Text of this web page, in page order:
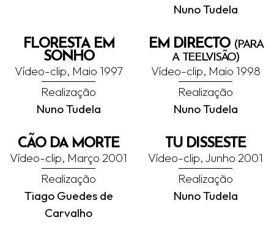
Nuno Tudela
FLORESTA EM
SONHO
Vídeo-clip, Maio 1997
Realização
Nuno Tudela
EM DIRECTO (PARA
A TEELVISÃO)
Vídeo-clip, Maio 1998
Realização
Nuno Tudela
CÃO DA MORTE
Vídeo-clip, Março 2001
Realização
Tiago Guedes de
Carvalho
TU DISSESTE
Vídeo-clip, Junho 2001
Realização
Nuno Tudela